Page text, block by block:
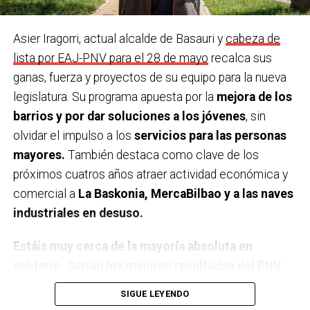
Último teatro, espectáculo, concierto… que has
visto. En el Social, ’20.000 especies de abejas’.
¿Una figura histórica a las que admires?Marie Curie
como exponente de las mujeres científicas.
Y un político/a que sea una inspiración para ti
Salvador Allende
¿Cual es tu posesión más preciada?
Asier Iragorri, actual alcalde de Basauri y cabeza de
lista por EAJ-PNV para el 28 de mayo recalca sus
ganas, fuerza y proyectos de su equipo para la nueva
legislatura. Su programa apuesta por la mejora de los
barrios y por dar soluciones a los jóvenes, sin
olvidar el impulso a los servicios para las personas
mayores. También destaca como clave de los
próximos cuatros años atraer actividad económica y
comercial a La Baskonia, MercaBilbao y a las naves
industriales en desuso.
Estáis muy cerca de la mayoría absoluta en
en Basauri. ¿Cómo os sentís? Eso dicen las
encuestas, pero quizá hay algunos factores que las
SIGUE LEYENDO